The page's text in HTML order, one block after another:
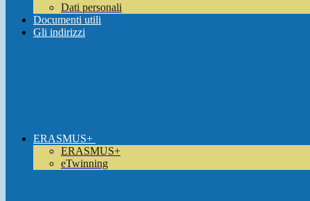
Dati personali
Documenti utili
Gli indirizzi
ERASMUS+
ERASMUS+
eTwinning